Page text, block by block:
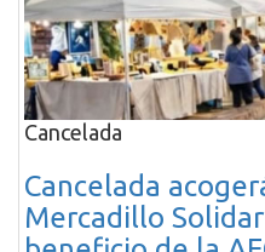
Cancelada
Cancelada
Mercadillo